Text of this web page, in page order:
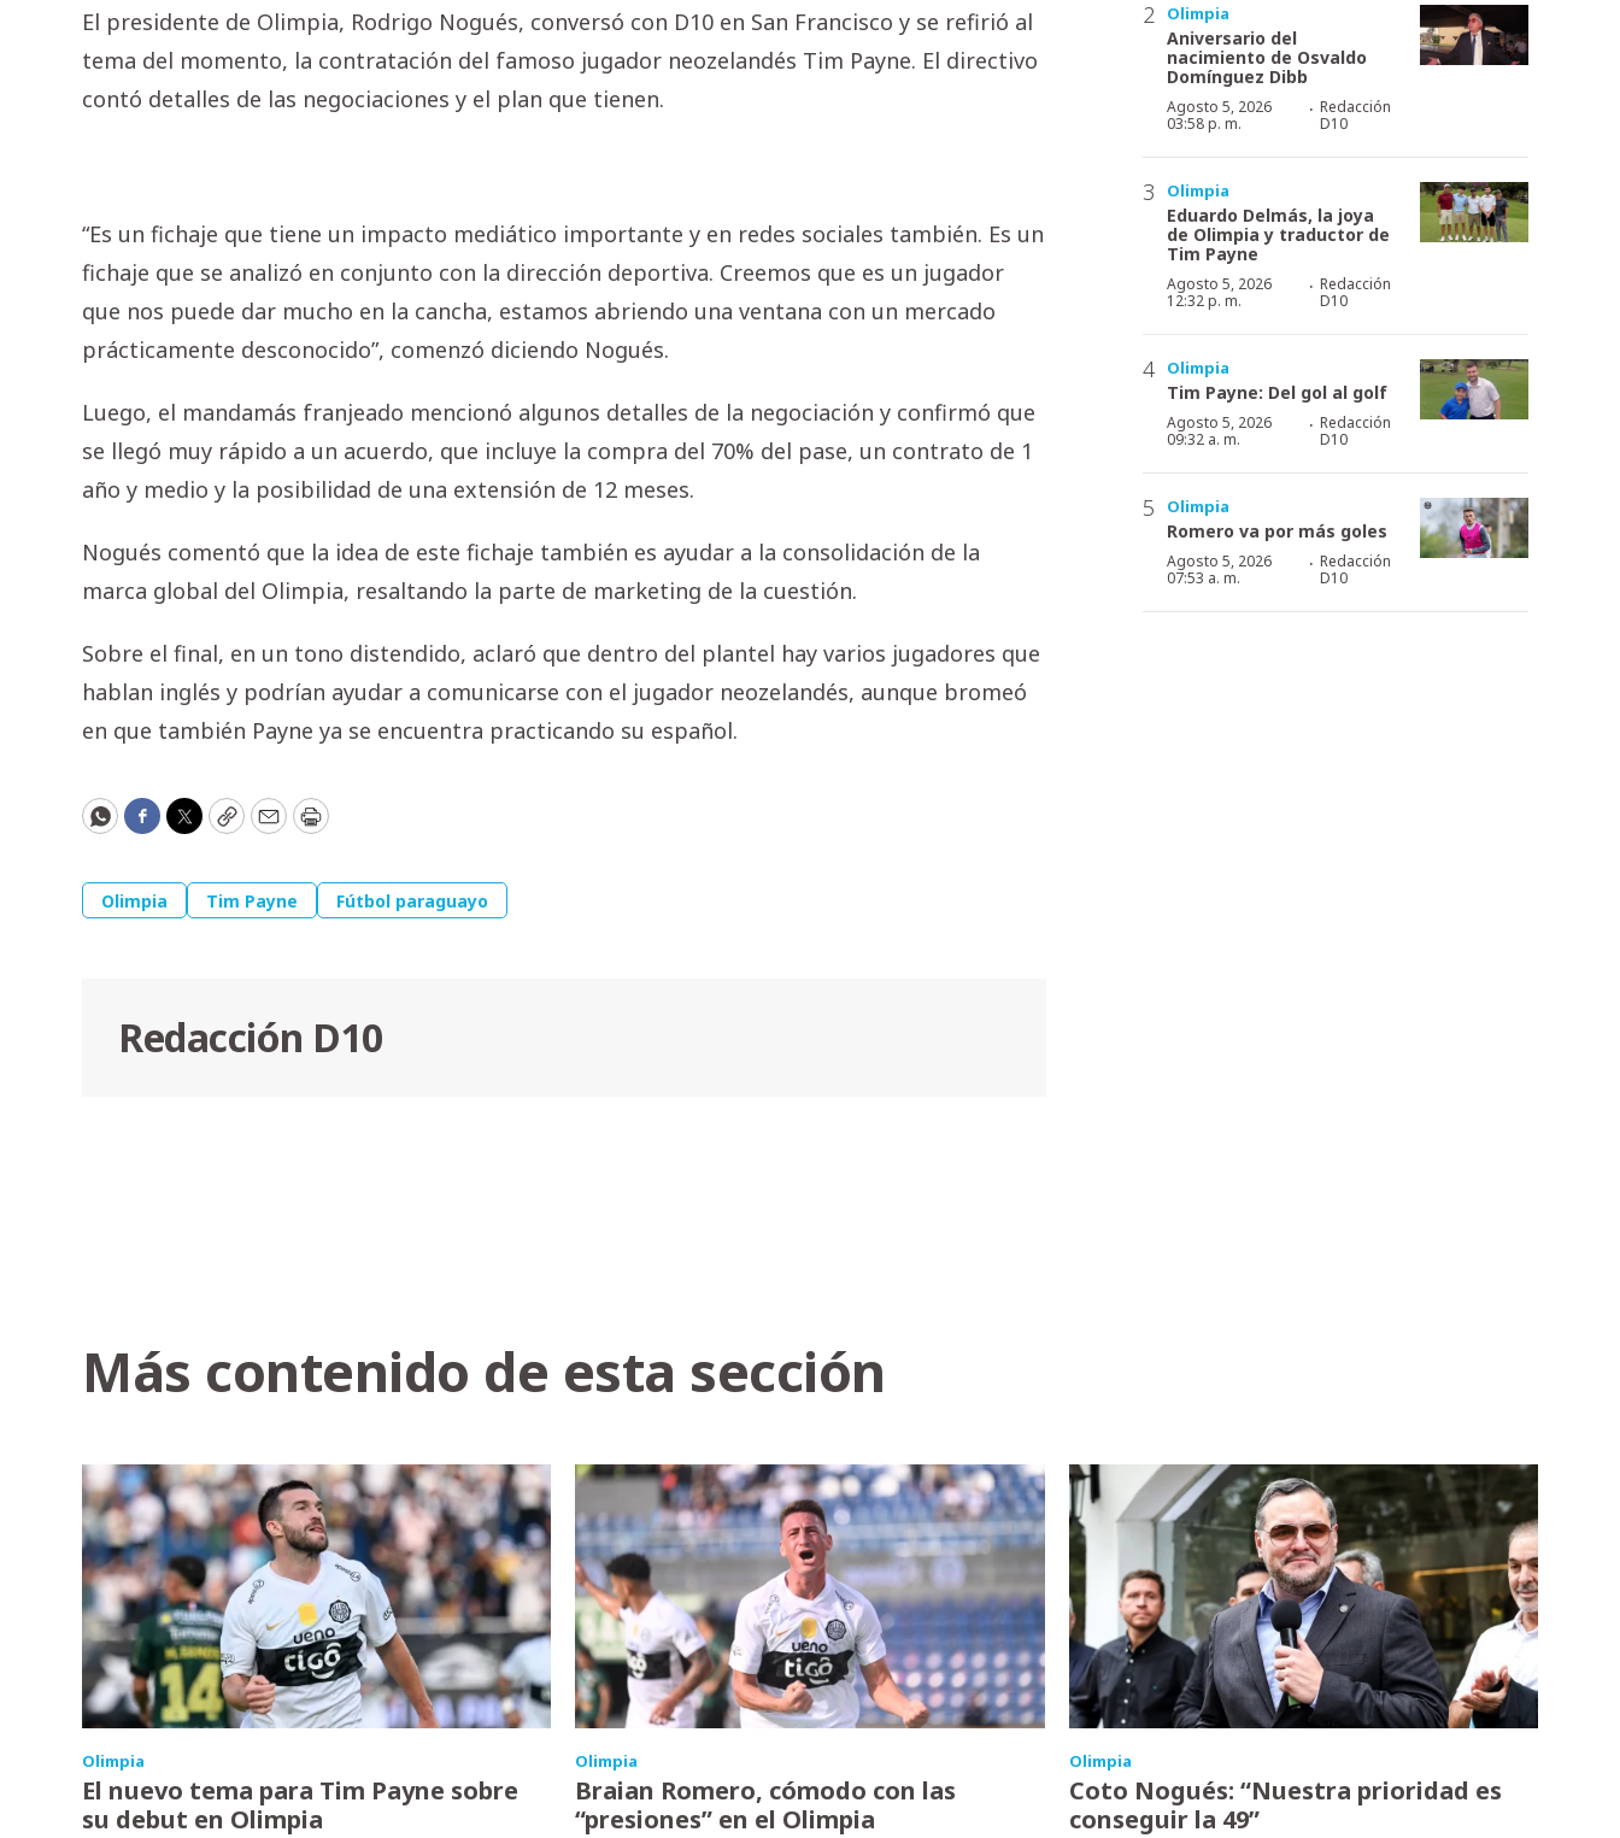
El presidente de Olimpia, Rodrigo Nogués, conversó con D10 en San Francisco y se refirió al
tema del momento, la contratación del famoso jugador neozelandés Tim Payne. El directivo
contó detalles de las negociaciones y el plan que tienen.
“Es un fichaje que tiene un impacto mediático importante y en redes sociales también. Es un
fichaje que se analizó en conjunto con la dirección deportiva. Creemos que es un jugador
que nos puede dar mucho en la cancha, estamos abriendo una ventana con un mercado
prácticamente desconocido”, comenzó diciendo Nogués.
Luego, el mandamás franjeado mencionó algunos detalles de la negociación y confirmó que
se llegó muy rápido a un acuerdo, que incluye la compra del 70% del pase, un contrato de 1
año y medio y la posibilidad de una extensión de 12 meses.
Nogués comentó que la idea de este fichaje también es ayudar a la consolidación de la
marca global del Olimpia, resaltando la parte de marketing de la cuestión.
Sobre el final, en un tono distendido, aclaró que dentro del plantel hay varios jugadores que
hablan inglés y podrían ayudar a comunicarse con el jugador neozelandés, aunque bromeó
en que también Payne ya se encuentra practicando su español.
WhatsApp
Facebook
Twitter
CopyEmailPrint
Olimpia Tim Payne Fútbol paraguayo
Redacción D10
Olimpia
Aniversario del
nacimiento de Osvaldo
Domínguez Dibb
Agosto 5, 2026
03:58 p. m.
· Redacción
D10
Olimpia
Eduardo Delmás, la joya
de Olimpia y traductor de
Tim Payne
Agosto 5, 2026
12:32 p. m.
· Redacción
D10
Olimpia
Tim Payne: Del gol al golf
Agosto 5, 2026
09:32 a. m.
· Redacción
D10
Olimpia
Romero va por más goles
Agosto 5, 2026
07:53 a. m.
· Redacción
D10
Más contenido de esta sección
Olimpia
El nuevo tema para Tim Payne sobre
su debut en Olimpia
Olimpia
Braian Romero, cómodo con las
“presiones” en el Olimpia
Olimpia
Coto Nogués: “Nuestra prioridad es
conseguir la 49”